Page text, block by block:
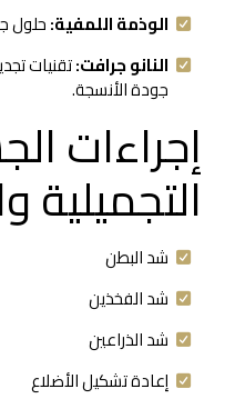
الوذمة اللمفية:حلول
النانو جرافت:تقنيات
جودة الأنسجة.
إجراءات
التجميلية
شد البطن
شد الفخذين
شد الذراعين
إعادة تشكيل الأضلاع